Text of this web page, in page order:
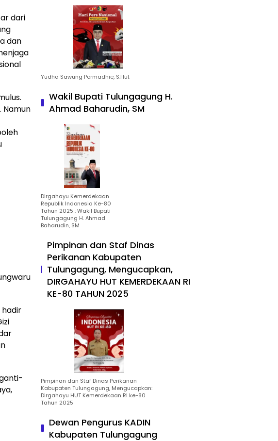
dari
dan
Namun
hadir
Yudha Sawung Permadhie, S.Hut
Wakil Bupati Tulungagung H.
Ahmad Baharudin, SM
Dirgahayu Kemerdekaan
Republik Indonesia Ke-80
Tahun 2025 : Wakil Bupati
Tulungagung H. Ahmad
Baharudin, SM
Pimpinan dan Staf Dinas
Perikanan Kabupaten
Tulungagung, Mengucapkan,
DIRGAHAYU HUT KEMERDEKAAN RI
KE-80 TAHUN 2025
Pimpinan dan Staf Dinas Perikanan
Kabupaten Tulungagung, Mengucapkan:
Dirgahayu HUT Kemerdekaan RI ke-80
Tahun 2025
Dewan Pengurus KADIN
Kabupaten Tulungagung